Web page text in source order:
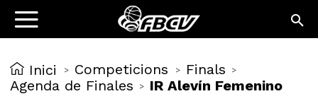
Inici > Competicions > Finals >
Agenda de Finales > IR Alevín Femenino